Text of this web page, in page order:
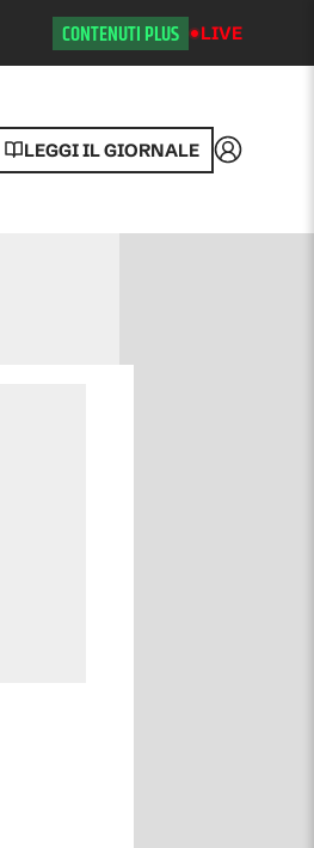
CONTENUTI PLUS LIVE
LEGGI IL GIORNALE Accedi